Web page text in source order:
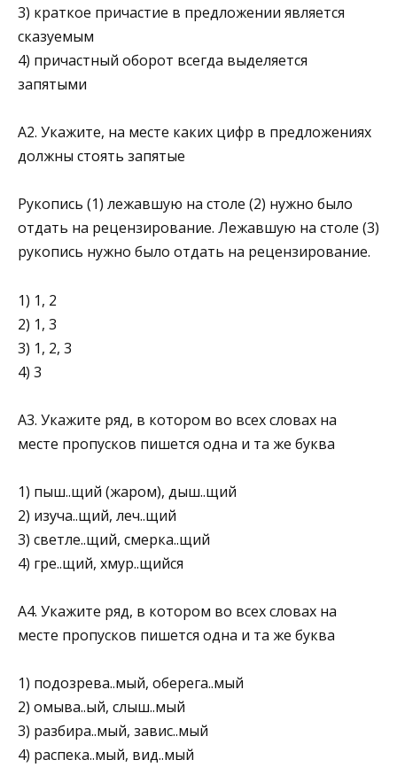
3) краткое причастие в предложении является
сказуемым
4) причастный оборот всегда выделяется
запятыми
А2. Укажите, на месте каких цифр в предложениях
должны стоять запятые
Рукопись (1) лежавшую на столе (2) нужно было
отдать на рецензирование. Лежавшую на столе (3)
рукопись нужно было отдать на рецензирование.
1) 1, 2
2) 1, 3
3) 1, 2, 3
4) 3
А3. Укажите ряд, в котором во всех словах на
месте пропусков пишется одна и та же буква
1) пыш..щий (жаром), дыш..щий
2) изуча..щий, леч..щий
3) светле..щий, смерка..щий
4) гре..щий, хмур..щийся
А4. Укажите ряд, в котором во всех словах на
месте пропусков пишется одна и та же буква
1) подозрева..мый, оберега..мый
2) омыва..ый, слыш..мый
3) разбира..мый, завис..мый
4) распека..мый, вид..мый